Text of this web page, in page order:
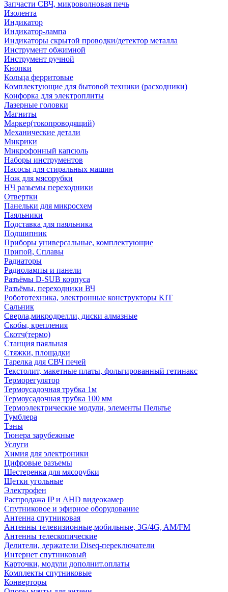
Запчасти СВЧ, микроволновая печь
Изолента
Индикатор
Индикатор-лампа
Индикаторы скрытой проводки/детектор металла
Инструмент обжимной
Инструмент ручной
Кнопки
Кольца ферритовые
Комплектующие для бытовой техники (расходники)
Конфорка для электроплиты
Лазерные головки
Магниты
Маркер(токопроводящий)
Механические детали
Микрики
Микрофонный капсюль
Наборы инструментов
Насосы для стиральных машин
Нож для мясорубки
НЧ разьемы переходники
Отвертки
Панельки для микросхем
Паяльники
Подставка для паяльника
Подшипник
Приборы универсальные, комплектующие
Припой, Сплавы
Радиаторы
Радиолампы и панели
Разъёмы D-SUB корпуса
Разъёмы, переходники ВЧ
Робототехника, электронные конструкторы KIT
Сальник
Сверла,микродрелли, диски алмазные
Скобы, крепления
Скотч(термо)
Станция паяльная
Стяжки, площадки
Тарелка для СВЧ печей
Текстолит, макетные платы, фольгированный гетинакс
Терморегулятор
Термоусадочная трубка 1м
Термоусадочная трубка 100 мм
Термоэлектрические модули, элементы Пельтье
Тумблера
Тэны
Тюнера зарубежные
Услуги
Химия для электроники
Цифровые разъемы
Шестеренка для мясорубки
Щетки угольные
Электрофен
Распродажа IP и AHD видеокамер
Спутниковое и эфирное оборудование
Антенна спутниковая
Антенны телевизионные,мобильные, 3G/4G, AM/FM
Антенны телескопические
Делители, держатели Diseq-переключатели
Интернет спутниковый
Карточки, модули дополнит.оплаты
Комплекты спутниковые
Конверторы